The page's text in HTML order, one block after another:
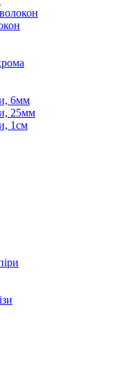
6мм
25мм
1см